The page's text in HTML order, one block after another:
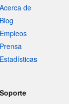
Acerca de
Blog
Empleos
Prensa
Estadísticas
Soporte